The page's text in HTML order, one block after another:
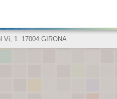
Vi, 1. 17004 GIRONA